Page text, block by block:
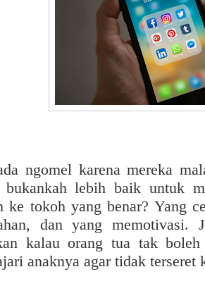
ngomel karena mereka
bukankah lebih baik untuk
ke tokoh yang benar? Yang
dan yang
kalau orang tua tak
anaknya agar tidak terseret